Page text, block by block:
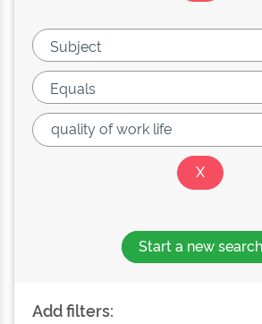
Start a new search
Add filters: